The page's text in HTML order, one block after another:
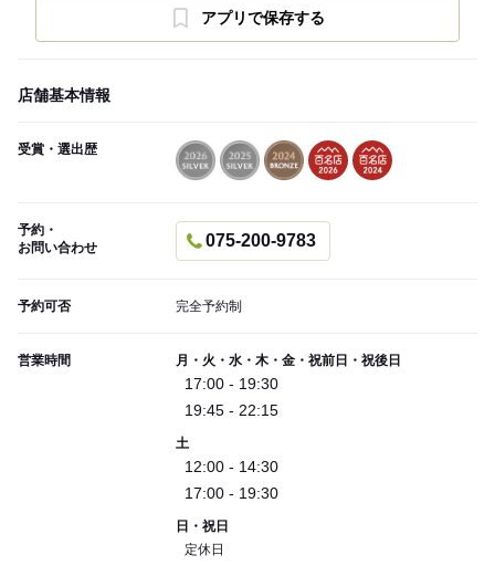
アプリで保存する
店舗基本情報
受賞・選出歴
予約・
お問い合わせ
075-200-9783
予約可否 完全予約制
営業時間 月・火・水・木・金・祝前日・祝後日
17:00 - 19:30
19:45 - 22:15
土
12:00 - 14:30
17:00 - 19:30
日・祝日
定休日